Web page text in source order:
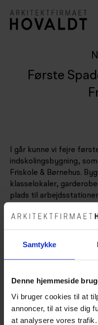
Samtykke
Denne hjemmeside
Vi bruger cookies til at
annoncer, til at vise dig
at analysere vores
Første
I går kunne vi fejre
indskolingsbygning,
Friskole & Børnehus.
klasselokaler,
plads til
Bygningen bliver
dets tæthed og
flere steder, som giver
Bygningen skal efter